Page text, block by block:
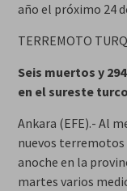
año el próximo 24
TERREMOTO
Seis muertos y
en el sureste turco
Ankara (EFE).- Al
nuevos terremotos
anoche en la
martes varios